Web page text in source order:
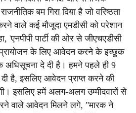
बम गिरा दिया है जो वरिष्ठता
वाले कई मौजूदा एमडीसी को परेशान
पार्टी की ओर से जीएचएडीसी
प्रायोजन के लिए आवेदन करने के इच्छुक
अधिसूचना दे दी है। हमने पहले ही 9
है, इसलिए आवेदन प्राप्त करने की
इसलिए हमें अलग-अलग उम्मीदवारों से
करने वाले आवेदन मिलने लगे, "मारक ने